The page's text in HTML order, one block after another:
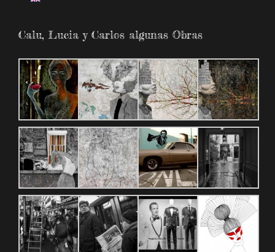
Calu, Lucia y Carlos algunas Obras